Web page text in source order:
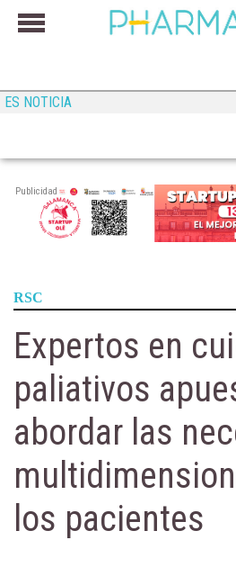
ES NOTICIA
Publicidad
RSC
Expertos en
paliativos
abordar las
los pacientes